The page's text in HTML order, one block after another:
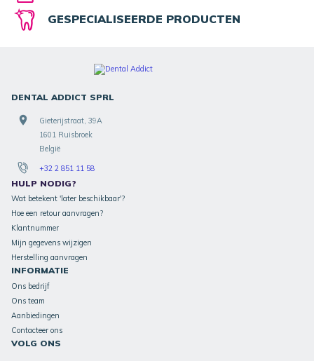
GESPECIALISEERDE PRODUCTEN
DENTAL ADDICT SPRL
Gieterijstraat, 39A
1601 Ruisbroek
België
+32 2 851 11 58
HULP NODIG?
Wat betekent 'later beschikbaar'?
Hoe een retour aanvragen?
Klantnummer
Mijn gegevens wijzigen
Herstelling aanvragen
INFORMATIE
Ons bedrijf
Ons team
Aanbiedingen
Contacteer ons
VOLG ONS